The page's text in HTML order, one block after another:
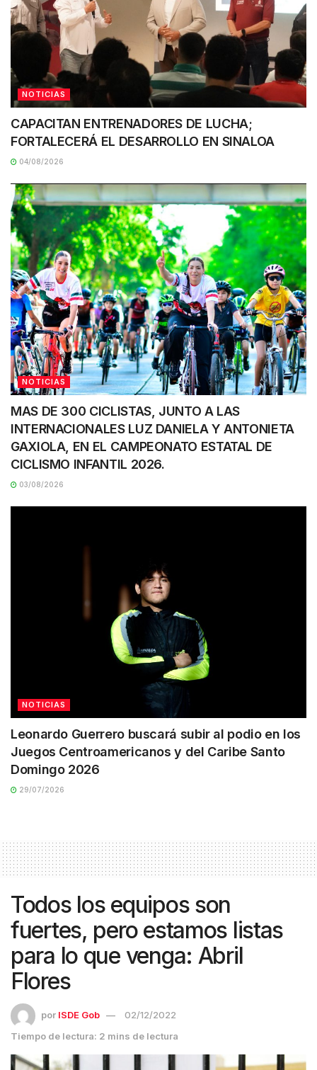
NOTICIAS
CAPACITAN ENTRENADORES DE LUCHA;
FORTALECERÁ EL DESARROLLO EN SINALOA
04/08/2026
NOTICIAS
MAS DE 300 CICLISTAS, JUNTO A LAS
INTERNACIONALES LUZ DANIELA Y ANTONIETA
GAXIOLA, EN EL CAMPEONATO ESTATAL DE
CICLISMO INFANTIL 2026.
03/08/2026
NOTICIAS
Leonardo Guerrero buscará subir al podio en los
Juegos Centroamericanos y del Caribe Santo
Domingo 2026
29/07/2026
Todos los equipos son
fuertes, pero estamos listas
para lo que venga: Abril
Flores
por ISDE Gob
02/12/2022
Tiempo de lectura: 2 mins de lectura